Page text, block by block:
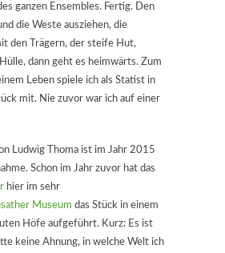
ganzen Ensembles. Fertig. Den
die Weste ausziehen, die
den Trägern, der steife Hut,
dann geht es heimwärts. Zum
Leben spiele ich als Statist in
mit. Nie zuvor war ich auf einer
Ludwig Thoma ist im Jahr 2015
Schon im Jahr zuvor hat das
hier im sehr
Museum das Stück in einem
Höfe aufgeführt. Kurz: Es ist
keine Ahnung, in welche Welt ich